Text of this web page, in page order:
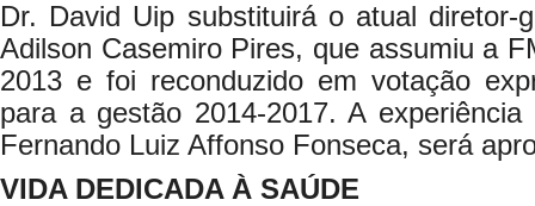
Dr. David Uip substituirá o atual diretor-
Adilson Casemiro Pires, que assumiu a
2013 e foi reconduzido em votação
para a gestão 2014-2017. A
Fernando Luiz Affonso Fonseca, será
VIDA DEDICADA À SAÚDE